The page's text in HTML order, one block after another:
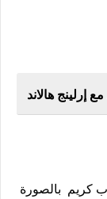
إرلينج هالاند
كريم بالصورة